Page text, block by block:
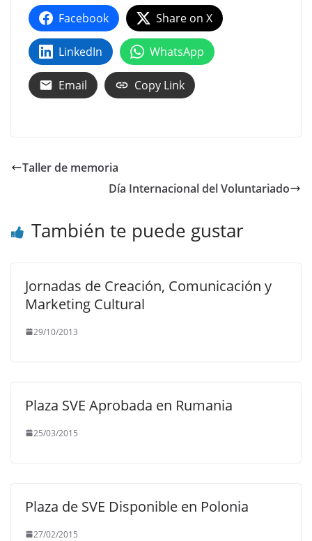
Facebook
Share on X
LinkedIn WhatsApp
Email Copy Link
Taller de memoria
Día Internacional del Voluntariado
También te puede gustar
Jornadas de Creación, Comunicación y
Marketing Cultural
29/10/2013
Plaza SVE Aprobada en Rumania
25/03/2015
Plaza de SVE Disponible en Polonia
27/02/2015